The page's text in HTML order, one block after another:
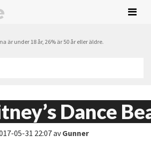
är under 18 år, 26% är 50 år eller äldre.
Dance
05-31 22:07avGunner